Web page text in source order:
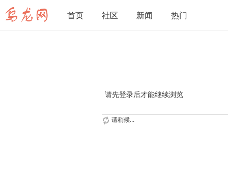
首页 社区 新闻 热门
请先登录后才能继续浏览
请稍候...